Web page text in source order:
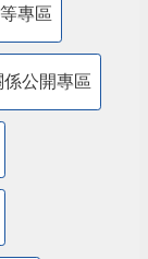
專區
公開專區